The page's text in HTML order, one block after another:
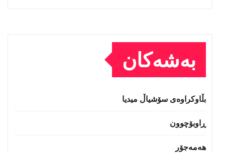
بەشەکان
بڵاوکراوەی سۆشیاڵ میدیا
ڕاوبۆچوون
هەمەجۆر